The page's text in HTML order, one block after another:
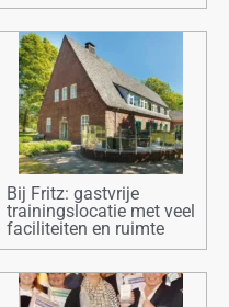
Bij Fritz: gastvrije
trainingslocatie met veel
faciliteiten en ruimte